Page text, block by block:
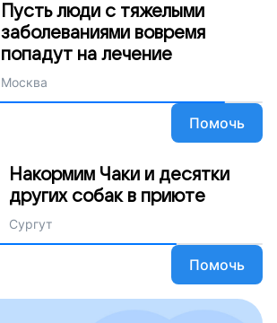
Пусть люди с тяжелыми
заболеваниями вовремя
попадут на лечение
Москва
Помочь
Накормим Чаки и десятки
других собак в приюте
Сургут
Помочь